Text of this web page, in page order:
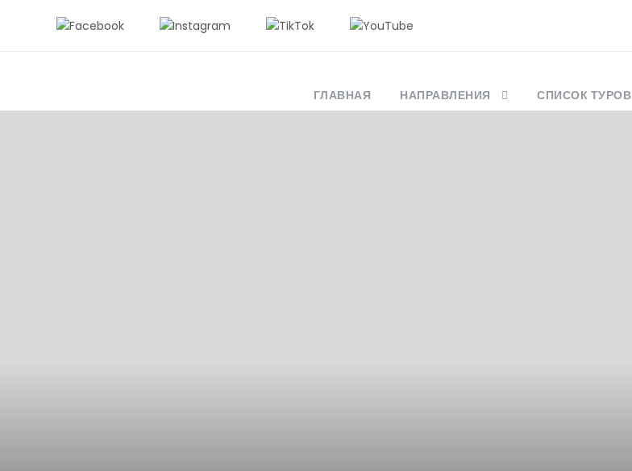
ГЛАВНАЯ НАПРАВЛЕНИЯ СПИСОК ТУРОВ